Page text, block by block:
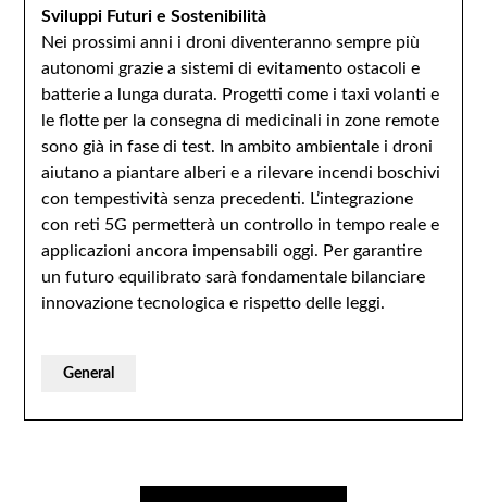
Sviluppi Futuri e Sostenibilità
Nei prossimi anni i droni diventeranno sempre più
autonomi grazie a sistemi di evitamento ostacoli e
batterie a lunga durata. Progetti come i taxi volanti e
le flotte per la consegna di medicinali in zone remote
sono già in fase di test. In ambito ambientale i droni
aiutano a piantare alberi e a rilevare incendi boschivi
con tempestività senza precedenti. L’integrazione
con reti 5G permetterà un controllo in tempo reale e
applicazioni ancora impensabili oggi. Per garantire
un futuro equilibrato sarà fondamentale bilanciare
innovazione tecnologica e rispetto delle leggi.
General